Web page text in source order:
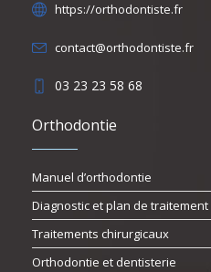
https://orthodontiste.fr
contact@orthodontiste.fr
03 23 23 58 68
Orthodontie
Manuel d’orthodontie
Diagnostic et plan de traitement
Traitements chirurgicaux
Orthodontie et dentisterie